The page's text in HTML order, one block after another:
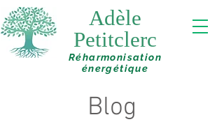
Adèle
Petitclerc
Réharmonisation
énergétique
Blog